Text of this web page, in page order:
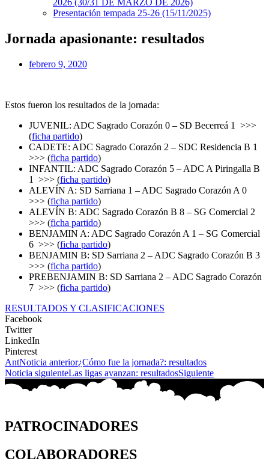
2026 (30/31 DE MARZO DE 2026)
Presentación tempada 25-26 (15/11/2025)
Jornada apasionante: resultados
febrero 9, 2020
Estos fueron los resultados de la jornada:
JUVENIL: ADC Sagrado Corazón 0 – SD Becerreá 1 >>>
(ficha partido)
CADETE: ADC Sagrado Corazón 2 – SDC Residencia B 1
>>> (ficha partido)
INFANTIL: ADC Sagrado Corazón 5 – ADC A Piringalla B
1 >>> (ficha partido)
ALEVÍN A: SD Sarriana 1 – ADC Sagrado Corazón A 0
>>> (ficha partido)
ALEVÍN B: ADC Sagrado Corazón B 8 – SG Comercial 2
>>> (ficha partido)
BENJAMIN A: ADC Sagrado Corazón A 1 – SG Comercial
6 >>> (ficha partido)
BENJAMIN B: SD Sarriana 2 – ADC Sagrado Corazón B 3
>>> (ficha partido)
PREBENJAMIN B: SD Sarriana 2 – ADC Sagrado Corazón
7 >>> (ficha partido)
RESULTADOS Y CLASIFICACIONES
Facebook
Twitter
LinkedIn
Pinterest
AntNoticia anterior¿Cómo fue la jornada?: resultados
Noticia siguienteLas ligas avanzan: resultadosSiguiente
PATROCINADORES
COLABORADORES